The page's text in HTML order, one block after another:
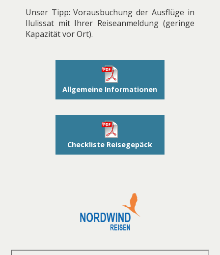
Unser Tipp: Vorausbuchung der Ausflüge in
Ilulissat mit Ihrer Reiseanmeldung (geringe
Kapazität vor Ort).
Allgemeine Informationen
Checkliste Reisegepäck